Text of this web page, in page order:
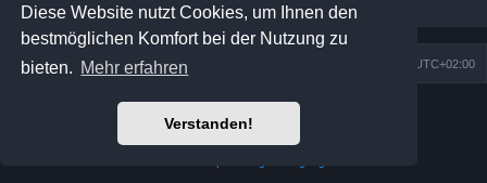
Diese Website nutzt Cookies, um Ihnen den
bestmöglichen Komfort bei der Nutzung zu
bieten. Mehr erfahren
Verstanden!
Foren-Übersicht UTC+02:00
Powered byphpBB® Forum Software © phpBB Limited
Prosilver Dark Edition byPremium phpBB Styles
phpBB.de